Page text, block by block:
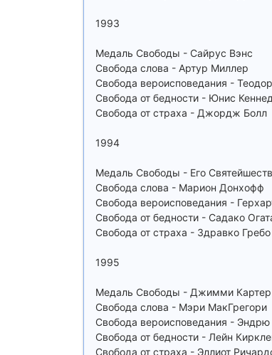
1993
Медаль Свободы - Сайрус Вэнс
Свобода слова - Артур Миллер
Свобода вероисповедания -
Свобода от бедности - Юнис
Свобода от страха - Джордж Болл
1994
Медаль Свободы - Его
Свобода слова - Марион Донхофф
Свобода вероисповедания -
Свобода от бедности - Садако
Свобода от страха - Здравко Гребо
1995
Медаль Свободы - Джимми Картер
Свобода слова - Мэри МакГрегори
Свобода вероисповедания - Эндрю
Свобода от бедности - Лейн
Свобода от страха - Эллиот